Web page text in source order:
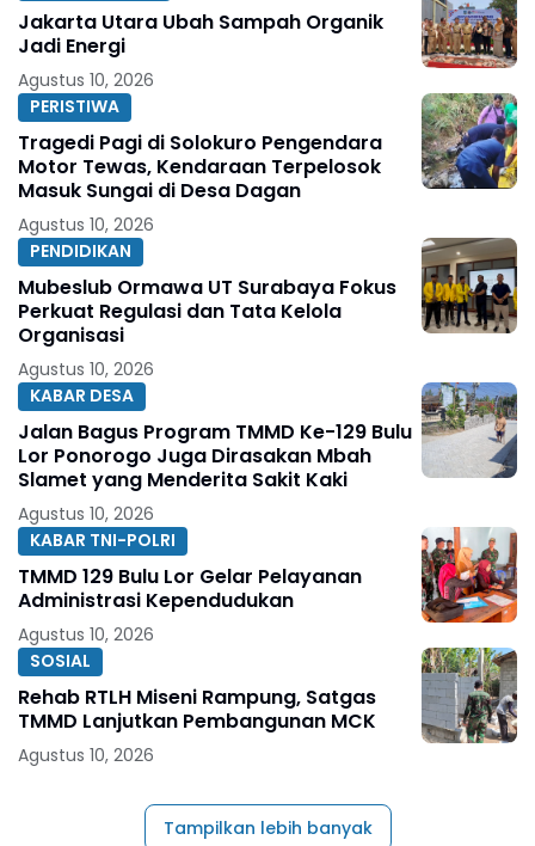
Jakarta Utara Ubah Sampah Organik
Jadi Energi
Agustus 10, 2026
PERISTIWA
Tragedi Pagi di Solokuro Pengendara
Motor Tewas, Kendaraan Terpelosok
Masuk Sungai di Desa Dagan
Agustus 10, 2026
PENDIDIKAN
Mubeslub Ormawa UT Surabaya Fokus
Perkuat Regulasi dan Tata Kelola
Organisasi
Agustus 10, 2026
KABAR DESA
Jalan Bagus Program TMMD Ke-129 Bulu
Lor Ponorogo Juga Dirasakan Mbah
Slamet yang Menderita Sakit Kaki
Agustus 10, 2026
KABAR TNI-POLRI
TMMD 129 Bulu Lor Gelar Pelayanan
Administrasi Kependudukan
Agustus 10, 2026
SOSIAL
Rehab RTLH Miseni Rampung, Satgas
TMMD Lanjutkan Pembangunan MCK
Agustus 10, 2026
Tampilkan lebih banyak